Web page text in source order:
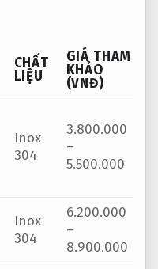
CHẤT
LIỆU
GIÁ THAM
KHẢO
(VNĐ)
Inox
304
3.800.000
–
5.500.000
Inox
304
6.200.000
–
8.900.000